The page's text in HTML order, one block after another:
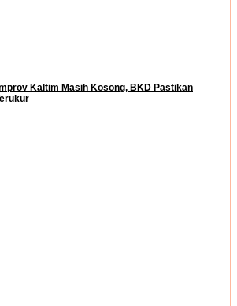
Kaltim Masih Kosong, BKD Pastikan